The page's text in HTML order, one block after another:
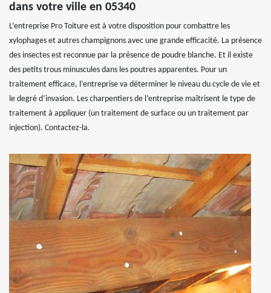
dans votre ville en 05340
L’entreprise Pro Toiture est à votre disposition pour combattre les
xylophages et autres champignons avec une grande efficacité. La présence
des insectes est reconnue par la présence de poudre blanche. Et il existe
des petits trous minuscules dans les poutres apparentes. Pour un
traitement efficace, l’entreprise va déterminer le niveau du cycle de vie et
le degré d’invasion. Les charpentiers de l’entreprise maîtrisent le type de
traitement à appliquer (un traitement de surface ou un traitement par
injection). Contactez-la.